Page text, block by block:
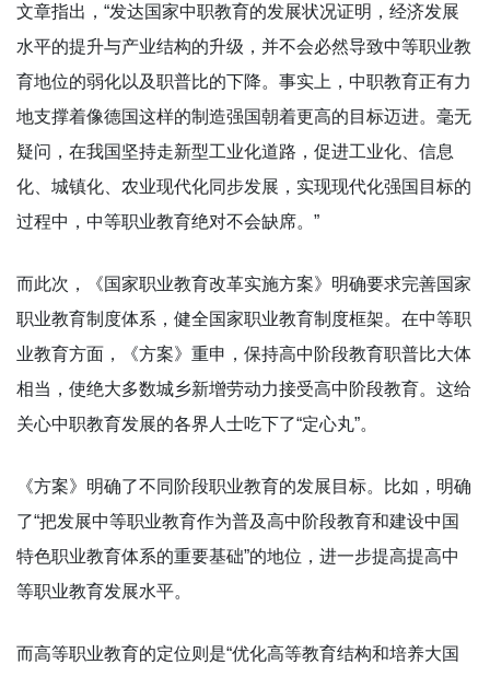
文章指出，“发达国家中职教育的发展状况证明，经济发展
水平的提升与产业结构的升级，并不会必然导致中等职业教
育地位的弱化以及职普比的下降。事实上，中职教育正有力
地支撑着像德国这样的制造强国朝着更高的目标迈进。毫无
疑问，在我国坚持走新型工业化道路，促进工业化、信息
化、城镇化、农业现代化同步发展，实现现代化强国目标的
过程中，中等职业教育绝对不会缺席。”
而此次，《国家职业教育改革实施方案》明确要求完善国家
职业教育制度体系，健全国家职业教育制度框架。在中等职
业教育方面，《方案》重申，保持高中阶段教育职普比大体
相当，使绝大多数城乡新增劳动力接受高中阶段教育。这给
关心中职教育发展的各界人士吃下了“定心丸”。
《方案》明确了不同阶段职业教育的发展目标。比如，明确
了“把发展中等职业教育作为普及高中阶段教育和建设中国
特色职业教育体系的重要基础”的地位，进一步提高提高中
等职业教育发展水平。
而高等职业教育的定位则是“优化高等教育结构和培养大国